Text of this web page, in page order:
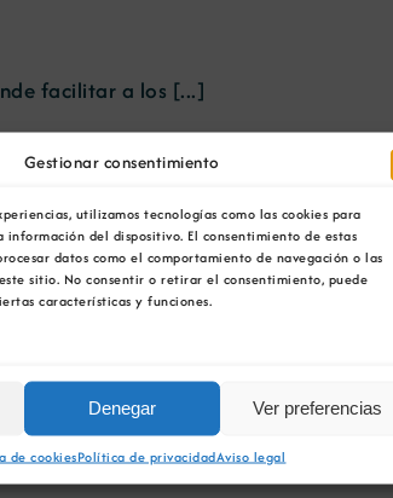
Gestionar consentimiento
utilizamos tecnologías como las cookies para
del dispositivo. El consentimiento de estas
datos como el comportamiento de navegación o las
sitio. No consentir o retirar el consentimiento, puede
características y funciones.
Denegar Ver preferencias
de cookiesPolítica de privacidadAviso legal
facilitar a los [...]
por la plataforma World